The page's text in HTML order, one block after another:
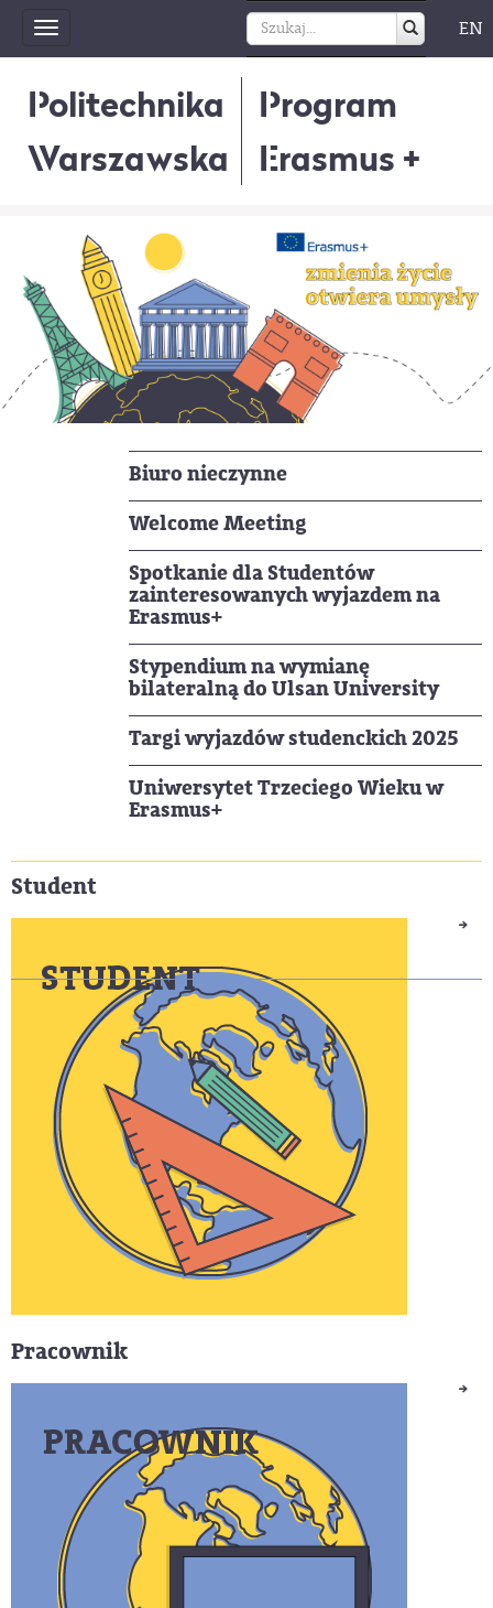
Toggle
navigation
EN
Politechnika
Warszawska
Program
Erasmus +
Biuro nieczynne
Welcome Meeting
Spotkanie dla Studentów
zainteresowanych wyjazdem na
Erasmus+
Stypendium na wymianę
bilateralną do Ulsan University
Targi wyjazdów studenckich 2025
Uniwersytet Trzeciego Wieku w
Erasmus+
Student
Pracownik